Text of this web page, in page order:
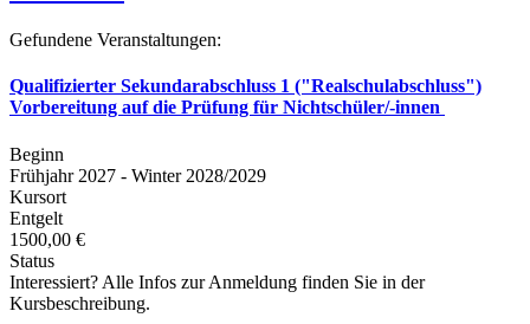
Gefundene Veranstaltungen:
Qualifizierter Sekundarabschluss 1 ("Realschulabschluss")
Vorbereitung auf die Prüfung für Nichtschüler/-innen
Beginn
Frühjahr 2027 - Winter 2028/2029
Kursort
Entgelt
1500,00 €
Status
Interessiert? Alle Infos zur Anmeldung finden Sie in der
Kursbeschreibung.